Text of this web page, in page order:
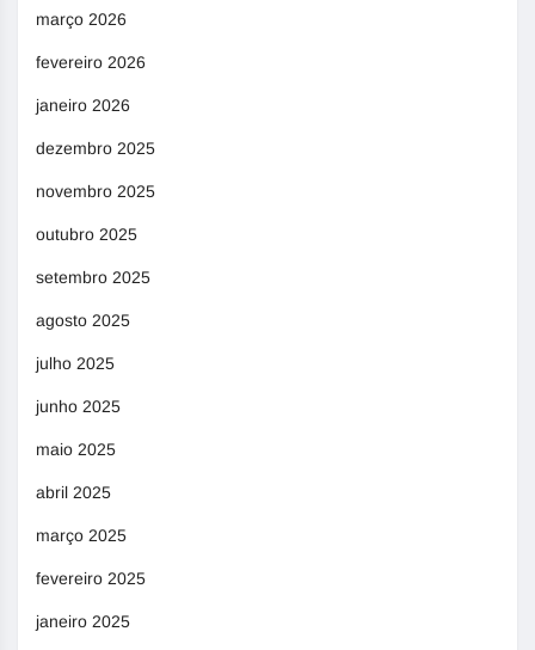
março 2026
fevereiro 2026
janeiro 2026
dezembro 2025
novembro 2025
outubro 2025
setembro 2025
agosto 2025
julho 2025
junho 2025
maio 2025
abril 2025
março 2025
fevereiro 2025
janeiro 2025